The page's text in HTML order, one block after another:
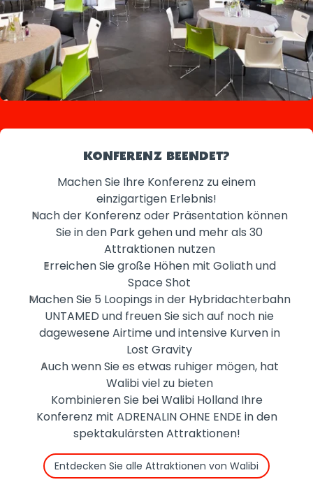
KONFERENZ BEENDET?
Machen Sie Ihre Konferenz zu einem
einzigartigen Erlebnis!
Nach der Konferenz oder Präsentation können
Sie in den Park gehen und mehr als 30
Attraktionen nutzen
Erreichen Sie große Höhen mit Goliath und
Space Shot
Machen Sie 5 Loopings in der Hybridachterbahn
UNTAMED und freuen Sie sich auf noch nie
dagewesene Airtime und intensive Kurven in
Lost Gravity
Auch wenn Sie es etwas ruhiger mögen, hat
Walibi viel zu bieten
Kombinieren Sie bei Walibi Holland Ihre
Konferenz mit ADRENALIN OHNE ENDE in den
spektakulärsten Attraktionen!
Entdecken Sie alle Attraktionen von Walibi